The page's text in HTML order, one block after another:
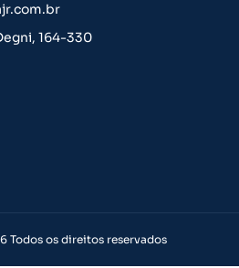
164-330
Todos os direitos reservados